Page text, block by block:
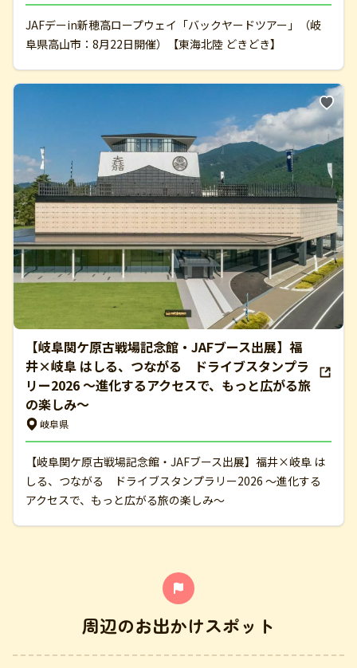
JAFデーin新穂高ロープウェイ「バックヤードツアー」（岐
阜県高山市：8月22日開催）【東海北陸 どきどき】
【岐阜関ケ原古戦場記念館・JAFブース出展】福
井×岐阜 はしる、つながる ドライブスタンプラ
リー2026 ～進化するアクセスで、もっと広がる旅
の楽しみ～
岐阜県
【岐阜関ケ原古戦場記念館・JAFブース出展】福井×岐阜 は
しる、つながる ドライブスタンプラリー2026 ～進化する
アクセスで、もっと広がる旅の楽しみ～
周辺のお出かけスポット